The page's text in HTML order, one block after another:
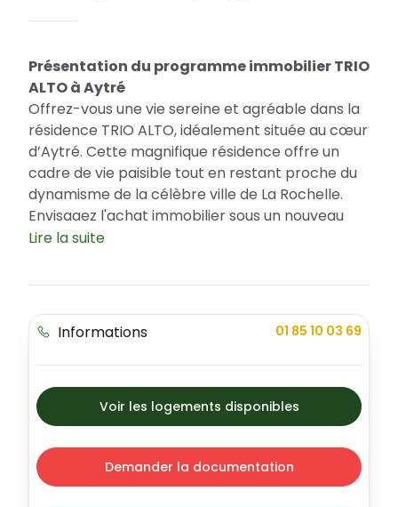
Présentation du programme immobilier TRIO
ALTO à Aytré
Offrez-vous une vie sereine et agréable dans la
résidence TRIO ALTO, idéalement située au cœur
d’Aytré. Cette magnifique résidence offre un
cadre de vie paisible tout en restant proche du
dynamisme de la célèbre ville de La Rochelle.
Envisagez l'achat immobilier sous un nouveau
jour grâce aux dispositifs fiscaux tels que le Prêt
seulement la modernité avec ses logements
l'esthétisme, en proposant des appartements
de différents types qui vous conviendront
parfaitement.
L'emplacement idéal de notre programme
immobilier
Imprégnez-vous de la beauté et de la
convivialité du quartier d’Aytré, avec ses parcs
verdoyants, ses savoureux restaurants et ses
Lire la suite
Informations 01 85 10 03 69
Voir les logements disponibles
Demander la documentation